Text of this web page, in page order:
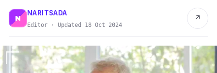
N
NARITSADA
Editor · Updated 18 Oct 2024
↗